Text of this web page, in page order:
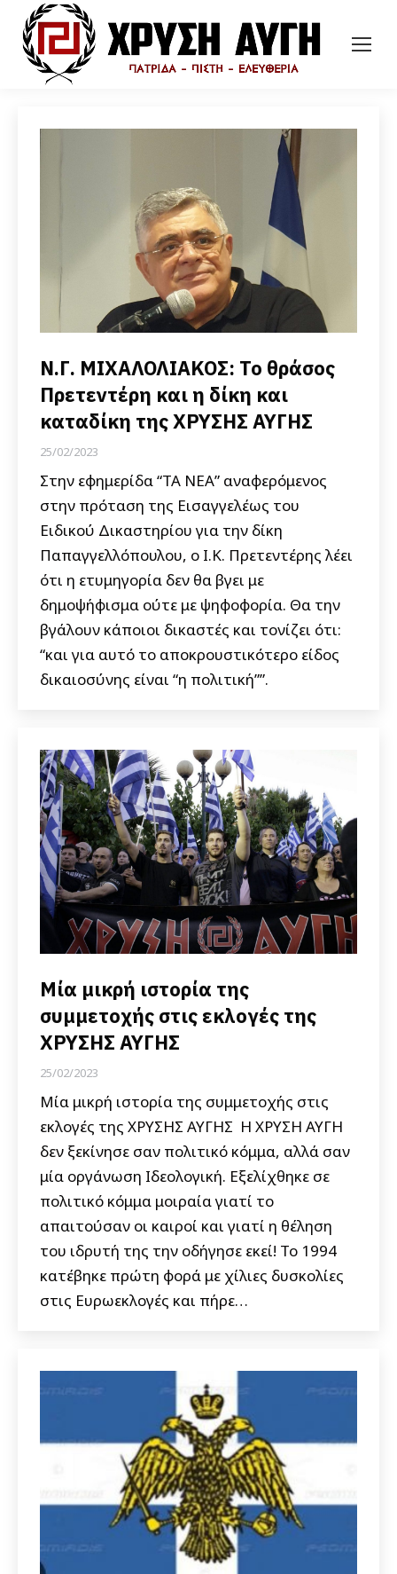
Ν.Γ. ΜΙΧΑΛΟΛΙΑΚΟΣ: Το θράσος
Πρετεντέρη και η δίκη και
καταδίκη της ΧΡΥΣΗΣ ΑΥΓΗΣ
25/02/2023
Στην εφημερίδα “ΤΑ ΝΕΑ” αναφερόμενος
στην πρόταση της Εισαγγελέως του
Ειδικού Δικαστηρίου για την δίκη
Παπαγγελλόπουλου, ο Ι.Κ. Πρετεντέρης λέει
ότι η ετυμηγορία δεν θα βγει με
δημοψήφισμα ούτε με ψηφοφορία. Θα την
βγάλουν κάποιοι δικαστές και τονίζει ότι:
“και για αυτό το αποκρουστικότερο είδος
δικαιοσύνης είναι “η πολιτική””.
Μία μικρή ιστορία της
συμμετοχής στις εκλογές της
ΧΡΥΣΗΣ ΑΥΓΗΣ
25/02/2023
Μία μικρή ιστορία της συμμετοχής στις
εκλογές της ΧΡΥΣΗΣ ΑΥΓΗΣ Η ΧΡΥΣΗ ΑΥΓΗ
δεν ξεκίνησε σαν πολιτικό κόμμα, αλλά σαν
μία οργάνωση Ιδεολογική. Εξελίχθηκε σε
πολιτικό κόμμα μοιραία γιατί το
απαιτούσαν οι καιροί και γιατί η θέληση
του ιδρυτή της την οδήγησε εκεί! Το 1994
κατέβηκε πρώτη φορά με χίλιες δυσκολίες
στις Ευρωεκλογές και πήρε…